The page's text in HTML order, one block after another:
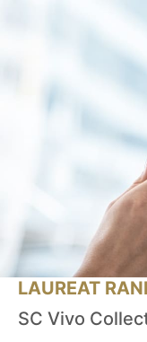
LAUREAT
SC Vivo